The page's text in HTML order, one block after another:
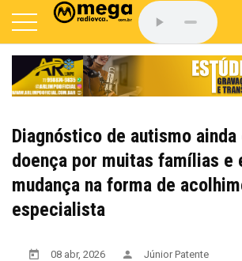
Diagnóstico de autismo
doença por muitas famílias e
mudança na forma de
especialista
08 abr, 2026 Júnior Patente